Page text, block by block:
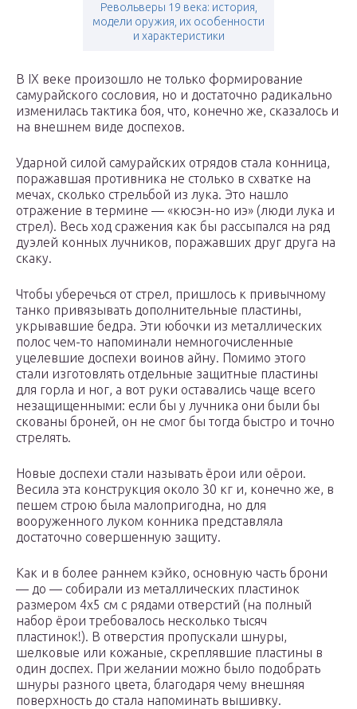
Револьверы 19 века: история,
модели оружия, их особенности
и характеристики
В IX веке произошло не только формирование
самурайского сословия, но и достаточно радикально
изменилась тактика боя, что, конечно же, сказалось и
на внешнем виде доспехов.
Ударной силой самурайских отрядов стала конница,
поражавшая противника не столько в схватке на
мечах, сколько стрельбой из лука. Это нашло
отражение в термине — «кюсэн-но иэ» (люди лука и
стрел). Весь ход сражения как бы рассыпался на ряд
дуэлей конных лучников, поражавших друг друга на
скаку.
Чтобы уберечься от стрел, пришлось к привычному
танко привязывать дополнительные пластины,
укрывавшие бедра. Эти юбочки из металлических
полос чем-то напоминали немногочисленные
уцелевшие доспехи воинов айну. Помимо этого
стали изготовлять отдельные защитные пластины
для горла и ног, а вот руки оставались чаще всего
незащищенными: если бы у лучника они были бы
скованы броней, он не смог бы тогда быстро и точно
стрелять.
Новые доспехи стали называть ёрои или оёрои.
Весила эта конструкция около 30 кг и, конечно же, в
пешем строю была малопригодна, но для
вооруженного луком конника представляла
достаточно совершенную защиту.
Как и в более раннем кэйко, основную часть брони
— до — собирали из металлических пластинок
размером 4х5 см с рядами отверстий (на полный
набор ёрои требовалось несколько тысяч
пластинок!). В отверстия пропускали шнуры,
шелковые или кожаные, скреплявшие пластины в
один доспех. При желании можно было подобрать
шнуры разного цвета, благодаря чему внешняя
поверхность до стала напоминать вышивку.